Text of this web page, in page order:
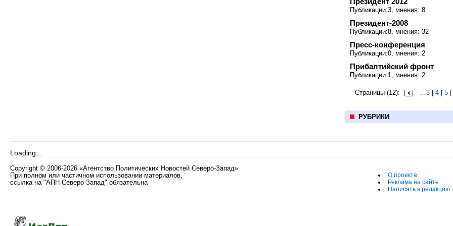
Публикации:3, мнения: 8
Президент-2008
Публикации:8, мнения: 32
Пресс-конференция
Публикации:0, мнения: 2
Прибалтийский фронт
Публикации:1, мнения: 2
Страницы (12): …3 4 5
РУБРИКИ
Loading...
Copyright © 2006-2026 «Агентство Политических Новостей Северо-Запад»
При полном или частичном использовании материалов,
ссылка на "АПН Северо-Запад" обязательна
О проекте
Реклама на сайте
Написать в редакцию